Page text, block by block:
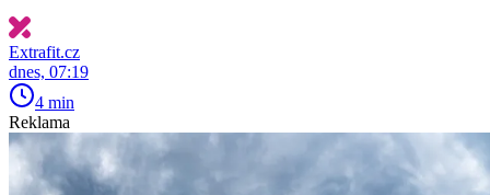
Extrafit.cz
dnes, 07:19
4 min
Reklama